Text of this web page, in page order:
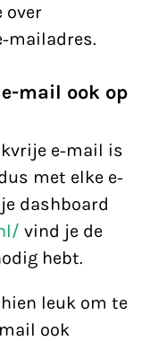
over
mailadres.
mail ook op
e-mail is
met elke e-
dashboard
vind je de
hebt.
leuk om te
ook